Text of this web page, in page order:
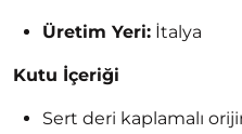
Üretim Yeri: İtalya
Kutu İçeriği
Sert deri kaplamalı